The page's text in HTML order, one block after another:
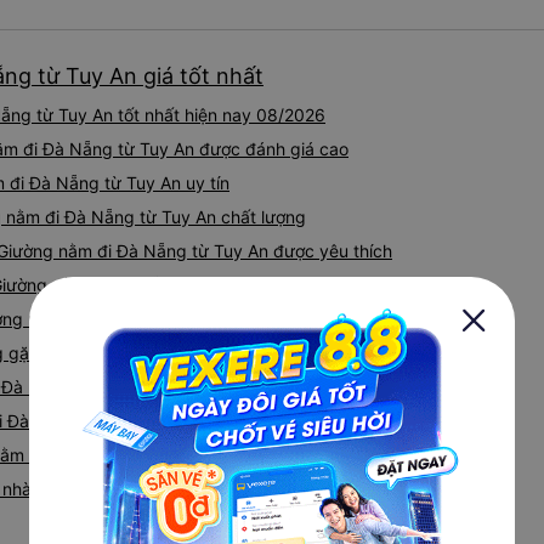
(một mình) yêu luôn.
từ Tuy An giá tốt nhất
từ Tuy An tốt nhất hiện nay 08/2026
đi Đà Nẵng từ Tuy An được đánh giá cao
đi Đà Nẵng từ Tuy An uy tín
đi Đà Nẵng từ Tuy An chất lượng
nằm đi Đà Nẵng từ Tuy An được yêu thích
nằm đi Đà Nẵng từ Tuy An được đánh giá cao
nằm đi Đà Nẵng từ Tuy An uy tín
khi đặt xe Giường nằm đi Tuy An từ Đà Nẵng
Nẵng của các nhà xe
Đà Nẵng từ Tuy An
Tuy An Đà Nẵng
xe Tuy An Đà Nẵng Giường nằm